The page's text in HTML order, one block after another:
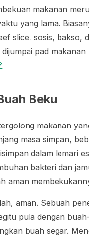
makanan
yang lama.
slice, sosis, bakso,
pad makanan
Beku
makanan
masa simpan,
dalam lemari
bakteri dan
aman
aman. Sebuah
pula dengan
buah segar.